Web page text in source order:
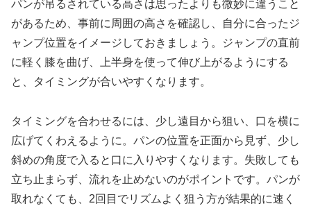
パンが吊るされている高さは思ったよりも微妙に違うこと
があるため、事前に周囲の高さを確認し、自分に合ったジ
ャンプ位置をイメージしておきましょう。ジャンプの直前
に軽く膝を曲げ、上半身を使って伸び上がるようにする
と、タイミングが合いやすくなります。
タイミングを合わせるには、少し遠目から狙い、口を横に
広げてくわえるように。パンの位置を正面から見ず、少し
斜めの角度で入ると口に入りやすくなります。失敗しても
立ち止まらず、流れを止めないのがポイントです。パンが
取れなくても、2回目でリズムよく狙う方が結果的に速く